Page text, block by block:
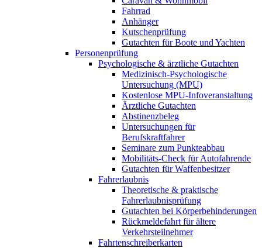
Fahrrad
Anhänger
Kutschenprüfung
Gutachten für Boote und Yachten
Personenprüfung
Psychologische & ärztliche Gutachten
Medizinisch-Psychologische
Untersuchung (MPU)
Kostenlose MPU-Infoveranstaltung
Ärztliche Gutachten
Abstinenzbeleg
Untersuchungen für
Berufskraftfahrer
Seminare zum Punkteabbau
Mobilitäts-Check für Autofahrende
Gutachten für Waffenbesitzer
Fahrerlaubnis
Theoretische & praktische
Fahrerlaubnisprüfung
Gutachten bei Körperbehinderungen
Rückmeldefahrt für ältere
Verkehrsteilnehmer
Fahrtenschreiberkarten